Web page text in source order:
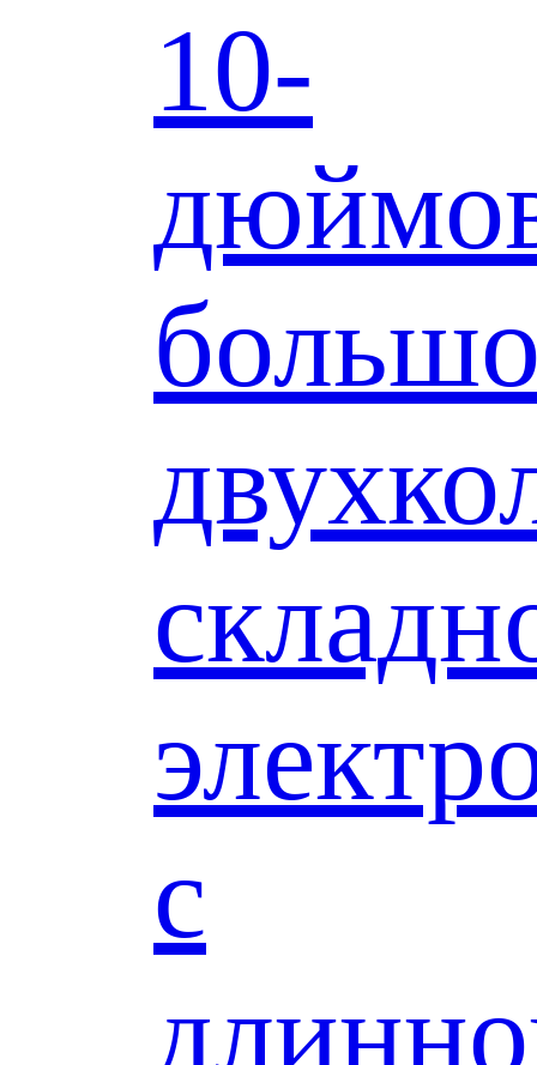
10-
с